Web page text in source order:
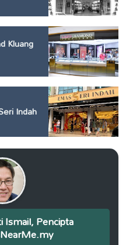
Kluang
Indah
Ismail, Pencipta